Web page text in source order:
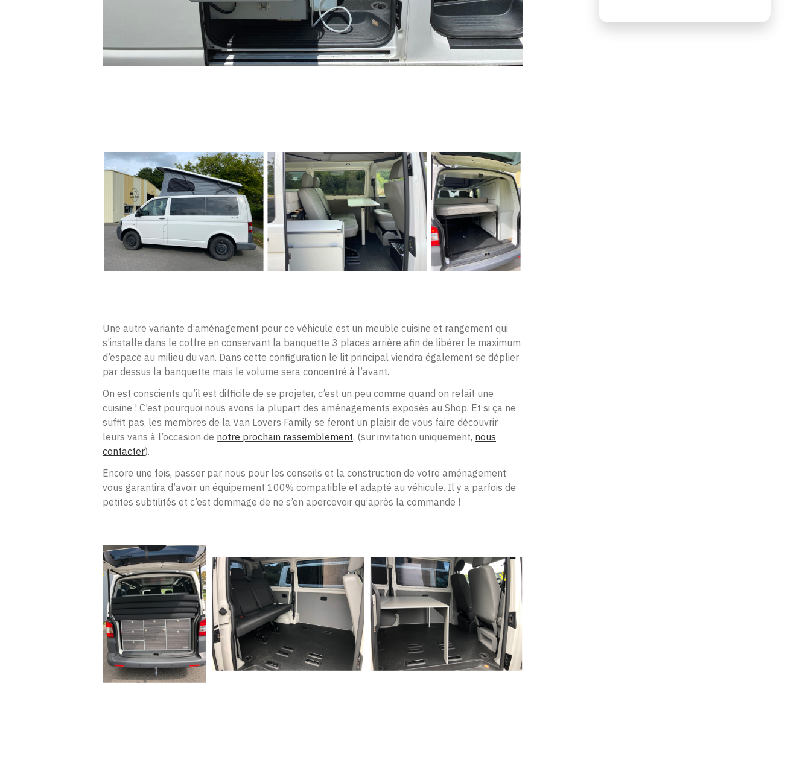
Une autre variante d’aménagement pour ce véhicule est un meuble cuisine et rangement qui
s’installe dans le coffre en conservant la banquette 3 places arrière afin de libérer le maximum
d’espace au milieu du van. Dans cette configuration le lit principal viendra également se déplier
par dessus la banquette mais le volume sera concentré à l’avant.
On est conscients qu’il est difficile de se projeter, c’est un peu comme quand on refait une
cuisine ! C’est pourquoi nous avons la plupart des aménagements exposés au Shop. Et si ça ne
suffit pas, les membres de la Van Lovers Family se feront un plaisir de vous faire découvrir
leurs vans à l’occasion de notre prochain rassemblement. (sur invitation uniquement, nous
contacter).
Encore une fois, passer par nous pour les conseils et la construction de votre aménagement
vous garantira d’avoir un équipement 100% compatible et adapté au véhicule. Il y a parfois de
petites subtilités et c’est dommage de ne s’en apercevoir qu’après la commande !